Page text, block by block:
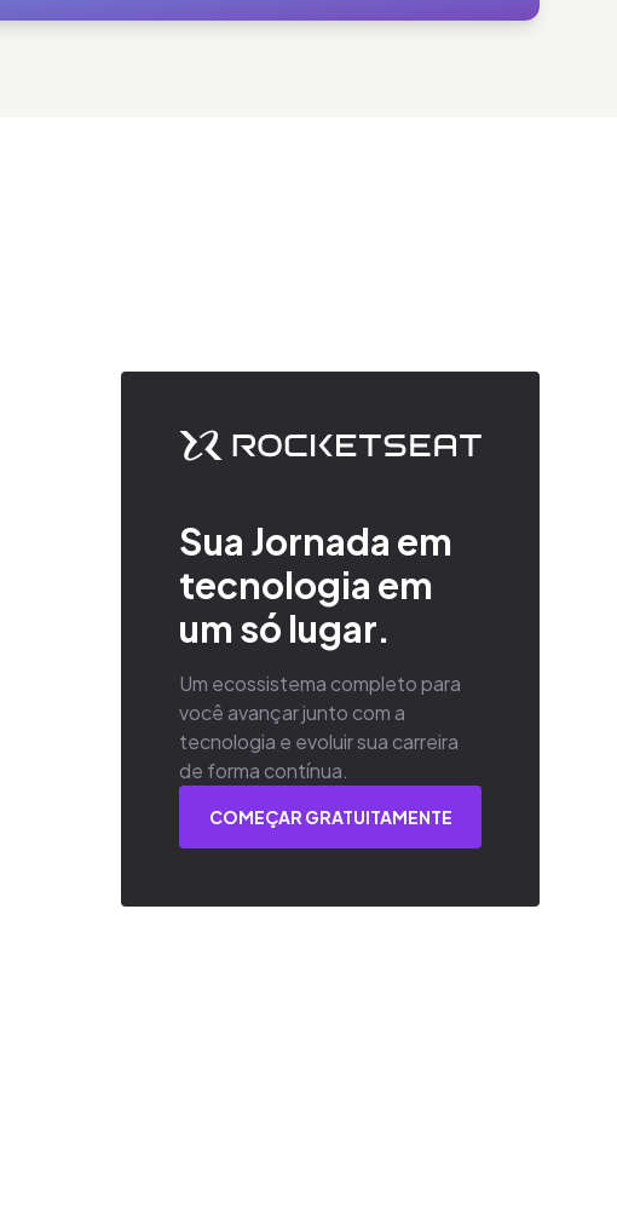
Sua Jornada em
tecnologia em
um só lugar.
Um ecossistema completo para
você avançar junto com a
tecnologia e evoluir sua carreira
de forma contínua.
COMEÇAR GRATUITAMENTE